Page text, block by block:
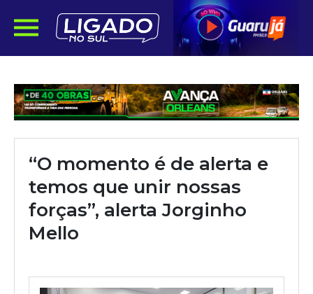
“O momento é de alerta e
temos que unir nossas
forças”, alerta Jorginho
Mello